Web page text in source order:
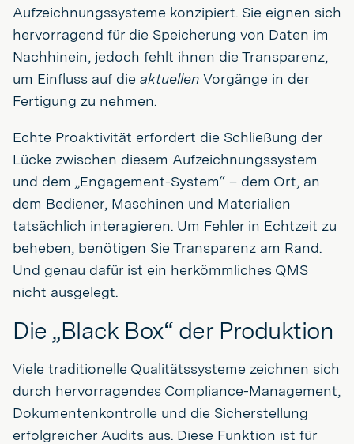
Aufzeichnungssysteme konzipiert. Sie eignen sich
hervorragend für die Speicherung von Daten im
Nachhinein, jedoch fehlt ihnen die Transparenz,
um Einfluss auf die aktuellen Vorgänge in der
Fertigung zu nehmen.
Echte Proaktivität erfordert die Schließung der
Lücke zwischen diesem Aufzeichnungssystem
und dem „Engagement-System“ – dem Ort, an
dem Bediener, Maschinen und Materialien
tatsächlich interagieren. Um Fehler in Echtzeit zu
beheben, benötigen Sie Transparenz am Rand.
Und genau dafür ist ein herkömmliches QMS
nicht ausgelegt.
Die „Black Box“ der Produktion
Viele traditionelle Qualitätssysteme zeichnen sich
durch hervorragendes Compliance-Management,
Dokumentenkontrolle und die Sicherstellung
erfolgreicher Audits aus. Diese Funktion ist für